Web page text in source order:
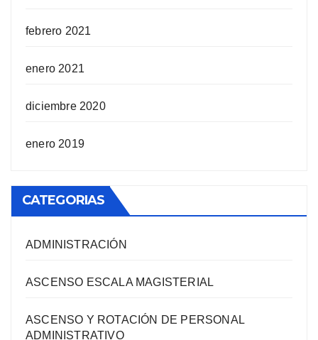
febrero 2021
enero 2021
diciembre 2020
enero 2019
CATEGORIAS
ADMINISTRACIÓN
ASCENSO ESCALA MAGISTERIAL
ASCENSO Y ROTACIÓN DE PERSONAL
ADMINISTRATIVO